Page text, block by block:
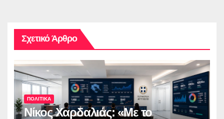
Σχετικό Άρθρο
ΠΟΛΙΤΙΚΑ
Νίκος Χαρδαλιάς: «Με το